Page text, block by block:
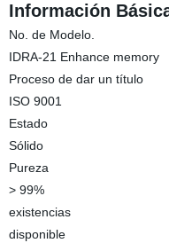
Información
No. de Modelo.
IDRA-21 Enhance memory
Proceso de dar un título
ISO 9001
Estado
Sólido
Pureza
> 99%
existencias
disponible